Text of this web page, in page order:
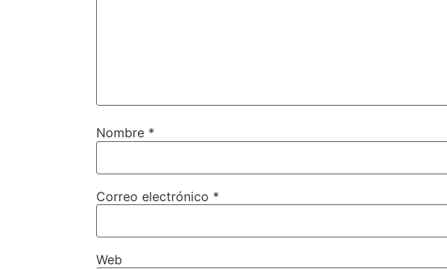
Nombre *
Correo electrónico *
Web